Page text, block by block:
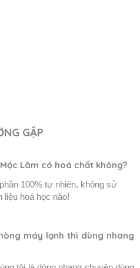
GẶP
Lâm có hoá chất không?
100% tự nhiên, không sử
liệu hoá học nào!
máy lạnh thì dùng nhang